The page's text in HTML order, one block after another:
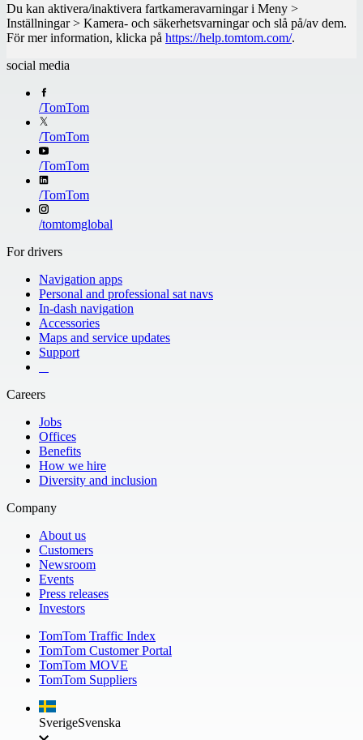
Du kan aktivera/inaktivera fartkameravarningar i Meny >
Inställningar > Kamera- och säkerhetsvarningar och slå på/av dem.
För mer information, klicka på https://help.tomtom.com/.
social media
/TomTom
/TomTom
/TomTom
/TomTom
/tomtomglobal
For drivers
Navigation apps
Personal and professional sat navs
In-dash navigation
Accessories
Maps and service updates
Support
Careers
Jobs
Offices
Benefits
How we hire
Diversity and inclusion
Company
About us
Customers
Newsroom
Events
Press releases
Investors
TomTom Traffic Index
TomTom Customer Portal
TomTom MOVE
TomTom Suppliers
SverigeSvenska